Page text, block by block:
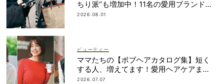
ちり派”も増加中！11名の愛用ブランド
は？
2026.08.01
ビューティー
ママたちの【ボブヘアカタログ集】短く
する人、増えてます！愛用ヘアケアまで
全部見せ
2026.07.07